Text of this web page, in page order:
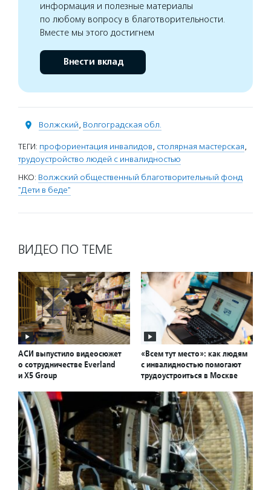
информация и полезные материалы
по любому вопросу в благотворительности.
Вместе мы этого достигнем
Внести вклад
Волжский, Волгоградская обл.
ТЕГИ: профориентация инвалидов, столярная мастерская,
трудоустройство людей с инвалидностью
НКО: Волжский общественный благотворительный фонд
"Дети в беде"
ВИДЕО ПО ТЕМЕ
АСИ выпустило видеосюжет
о сотрудничестве Everland
и X5 Group
«Всем тут место»: как людям
с инвалидностью помогают
трудоустроиться в Москве